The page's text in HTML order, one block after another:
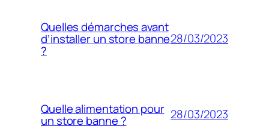
Quelles démarches avant
d’installer un store banne
?
28/03/2023
Quelle alimentation pour
un store banne ? 28/03/2023